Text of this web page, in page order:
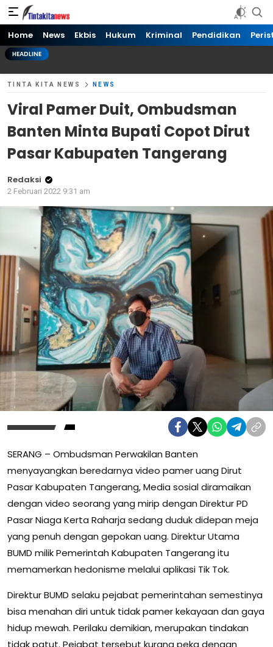
Tinta kita News
Informasi Terkini
Home News Ekbis Hukum Kriminal Pendidikan
HEADLINE
TINTA KITA NEWS NEWS
Viral Pamer Duit, Ombudsman
Banten Minta Bupati Copot Dirut
Pasar Kabupaten Tangerang
Redaksi
2 Februari 2022 9:31 am
SERANG – Ombudsman Perwakilan Banten
menyayangkan beredarnya video pamer uang Dirut
Pasar Kabupaten Tangerang, Media sosial diramaikan
dengan video seorang yang mirip dengan Direktur PD
Pasar Niaga Kerta Raharja sedang duduk didepan meja
yang penuh dengan gepokan uang. Direktur Utama
BUMD milik Pemerintah Kabupaten Tangerang itu
memamerkan hedonisme melalui aplikasi Tik Tok.
Direktur BUMD selaku pejabat pemerintahan semestinya
bisa menahan diri untuk tidak pamer kekayaan dan gaya
hidup mewah. Perilaku demikian, merupakan tindakan
tidak patut. Pejabat tersebut kurang peka dengan